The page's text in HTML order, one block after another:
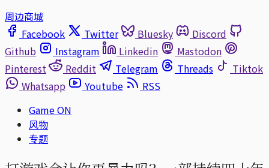
周边商城
Facebook
Twitter Bluesky
Discord
Github
Instagram Linkedin
Mastodon
Pinterest
Reddit Telegram Threads
Tiktok
Whatsapp
Youtube
RSS
Game ON
风物
专题